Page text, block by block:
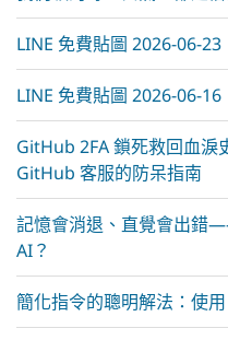
LINE 免費貼圖 2026-06-23
LINE 免費貼圖 2026-06-16
GitHub 2FA 鎖死救回血淚
GitHub 客服的防呆指南
記憶會消退、直覺會出錯
AI？
簡化指令的聰明解法：使